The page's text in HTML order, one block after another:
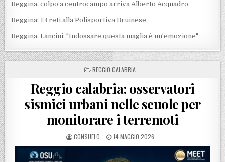
Reggina, colpo a centrocampo arriva Alberto Acquadro
Reggina: 13 reti alla Polisportiva Bruinese
Reggina, Lancini: "Indossare questa maglia è un'emozione"
POSTED IN
REGGIO CALABRIA
Reggio calabria: osservatori
sismici urbani nelle scuole per
monitorare i terremoti
POSTED BY
CONSUELO POSTED ON
14 MAGGIO 2026